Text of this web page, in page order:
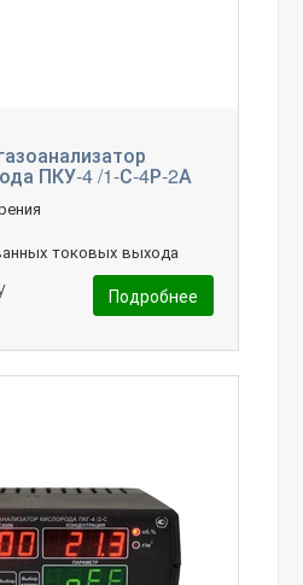
ПКУ-4 /1-С-4Р-2А
токовых выхода
Подробнее